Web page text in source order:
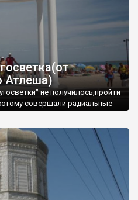
Атлеша)
не получилось,пройти
совершали радиальные